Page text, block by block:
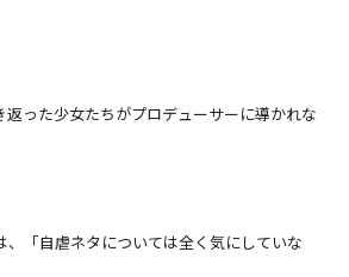
った少女たちがプロデューサーに導かれな
「自虐ネタについては全く気にしていな